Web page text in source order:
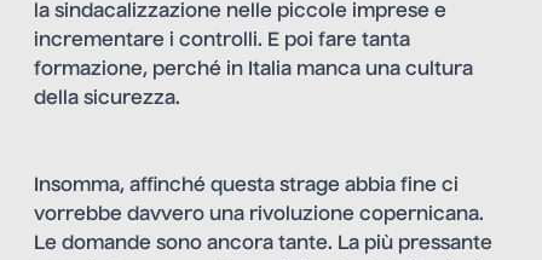
la sindacalizzazione nelle piccole imprese e
incrementare i controlli. E poi fare tanta
formazione, perché in Italia manca una cultura
della sicurezza.
Insomma, affinché questa strage abbia fine ci
vorrebbe davvero una rivoluzione copernicana.
Le domande sono ancora tante. La più pressante